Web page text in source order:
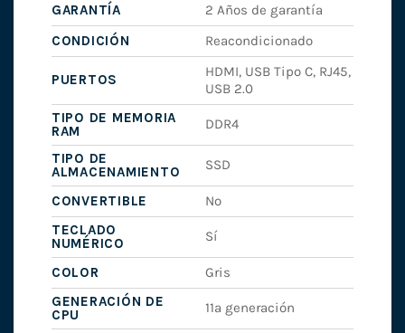
GARANTÍA
2 Años de garantía
CONDICIÓN
Reacondicionado
PUERTOS
HDMI, USB Tipo C, RJ45,
USB 2.0
TIPO DE MEMORIA
RAM
DDR4
TIPO DE
ALMACENAMIENTO
SSD
CONVERTIBLE
No
TECLADO
NUMÉRICO
Sí
COLOR
Gris
GENERACIÓN DE
CPU
11ª generación